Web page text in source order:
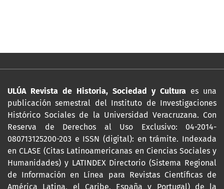
ULÚA Revista de Historia, Sociedad y Cultura es una
publicación semestral del Instituto de Investigaciones
Histórico Sociales de la Universidad Veracruzana. Con
Reserva de Derechos al Uso Exclusivo: 04-2014-
080713125200-203 e ISSN (digital): en trámite. Indexada
en CLASE (Citas Latinoamericanas en Ciencias Sociales y
Humanidades) y LATINDEX Directorio (Sistema Regional
de Información en Línea para Revistas Científicas de
América Latina, el Caribe, España y Portugal) de la